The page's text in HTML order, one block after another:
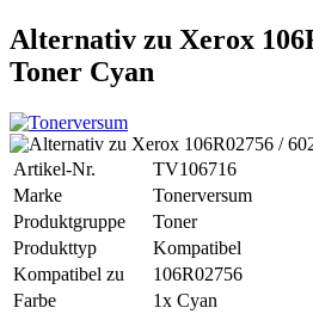
Alternativ zu Xerox
Toner Cyan
Artikel-Nr.
TV106716
Marke
Tonerversum
Produktgruppe
Toner
Produkttyp
Kompatibel
Kompatibel zu
106R02756
Farbe
1x Cyan